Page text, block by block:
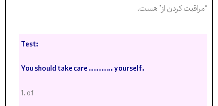
“مراقبت کردن از” هست.
Test:
You should take care ………….. yourself.
1. of